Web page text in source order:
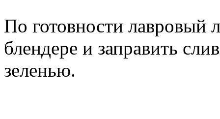
По готовности лавровый
блендере и заправить
зеленью.